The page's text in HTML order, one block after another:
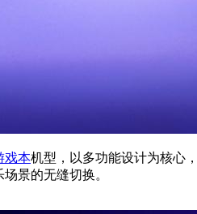
戏本机型，以多功能设计为核心
景的无缝切换。